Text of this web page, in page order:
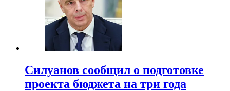
Силуанов сообщил о подготовке
проекта бюджета на три года